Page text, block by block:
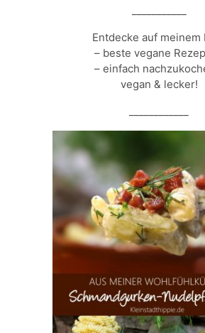
Entdecke auf meinem
– beste vegane
– einfach
vegan & lecker!